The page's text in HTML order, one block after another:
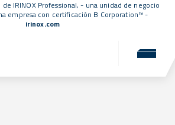
IRINOX Professional, - una unidad de negocio
empresa con certificación B Corporation™ -
irinox.com